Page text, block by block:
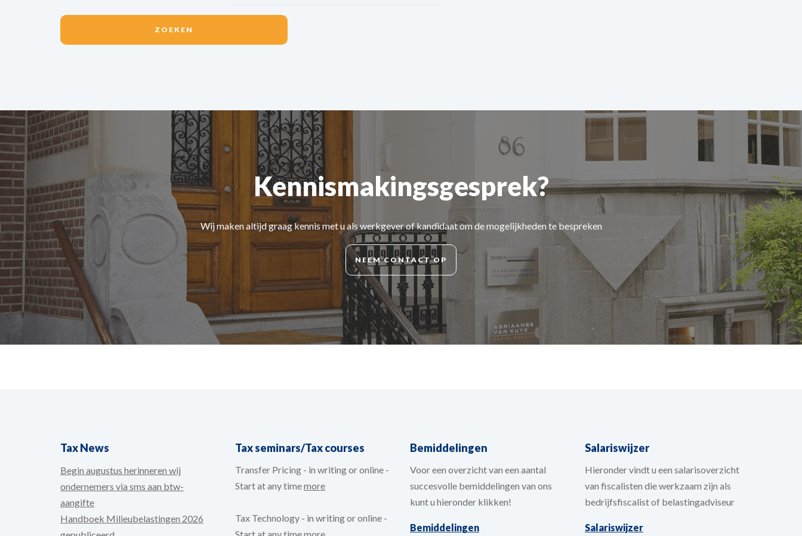
Kennismakingsgesprek?
Wij maken altijd graag kennis met u als werkgever of kandidaat om de mogelijkheden te bespreken
NEEM CONTACT OP
Tax News
Begin augustus herinneren wij
ondernemers via sms aan btw-
aangifte
Handboek Milieubelastingen 2026
Tax seminars/Tax courses
Transfer Pricing - in writing or online -
Start at any timemore
Tax Technology - in writing or online -
Bemiddelingen
Voor een overzicht van een aantal
succesvolle bemiddelingen van ons
kunt u hieronder klikken!
Bemiddelingen
Salariswijzer
Hieronder vindt u een salarisoverzicht
van fiscalisten die werkzaam zijn als
bedrijfsfiscalist of belastingadviseur
Salariswijzer